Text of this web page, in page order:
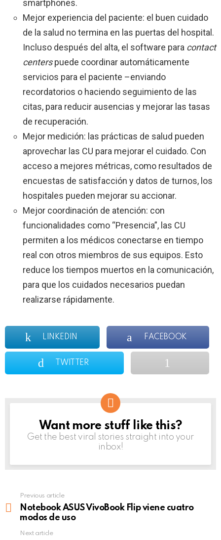
smartphones.
Mejor experiencia del paciente: el buen cuidado
de la salud no termina en las puertas del hospital.
Incluso después del alta, el software para contact
centerspuede coordinar automáticamente
servicios para el paciente –enviando
recordatorios o haciendo seguimiento de las
citas, para reducir ausencias y mejorar las tasas
de recuperación.
Mejor medición: las prácticas de salud pueden
aprovechar las CU para mejorar el cuidado. Con
acceso a mejores métricas, como resultados de
encuestas de satisfacción y datos de turnos, los
hospitales pueden mejorar su accionar.
Mejor coordinación de atención: con
funcionalidades como “Presencia”, las CU
permiten a los médicos conectarse en tiempo
real con otros miembros de sus equipos. Esto
reduce los tiempos muertos en la comunicación,
para que los cuidados necesarios puedan
realizarse rápidamente.
LINKEDIN FACEBOOK
TWITTER
NEWSLETTER
Want more stuff like this?
Get the best viral stories straight into your
inbox!
more
Previous article
Notebook ASUS VivoBook Flip viene cuatro
modos de uso
Next article